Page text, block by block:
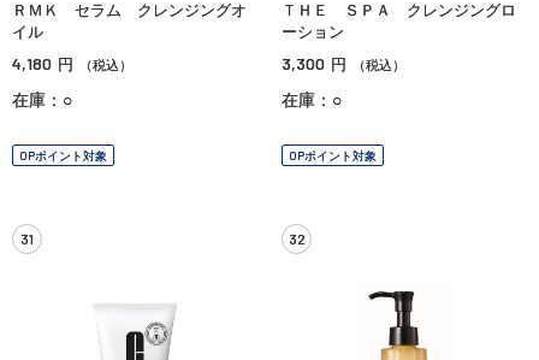
ＲＭＫ セラム クレンジングオ
イル
4,180 円 （税込）
在庫：○
OPポイント対象
ＴＨＥ ＳＰＡ クレンジングロ
ーション
3,300 円 （税込）
在庫：○
OPポイント対象
31 32